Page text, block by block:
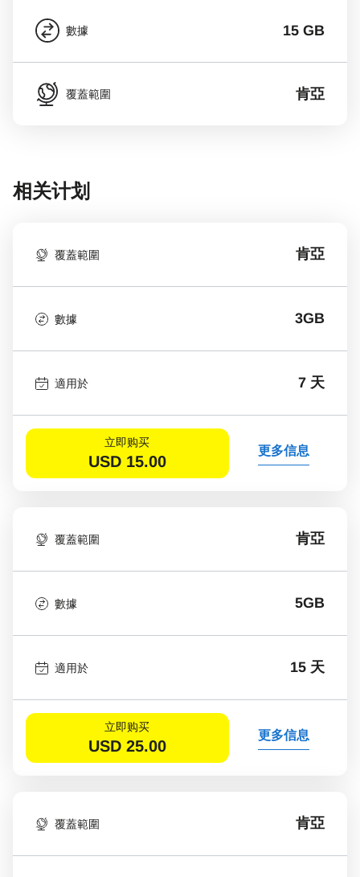
數據 15 GB
覆蓋範圍 肯亞
相关计划
覆蓋範圍 肯亞
數據 3GB
適用於 7 天
立即购买
USD 15.00
更多信息
覆蓋範圍 肯亞
數據 5GB
適用於 15 天
立即购买
USD 25.00
更多信息
覆蓋範圍 肯亞